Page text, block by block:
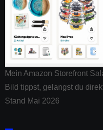
Mein Amazon Storefront
Bild tippst, gelangst du
Stand Mai 2026